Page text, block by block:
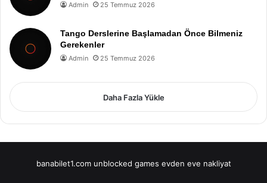
Admin 25 Temmuz 2026
Tango Derslerine Başlamadan Önce Bilmeniz
Gerekenler
Admin 25 Temmuz 2026
Daha Fazla Yükle
banabilet1.com unblocked games evden eve nakliyat